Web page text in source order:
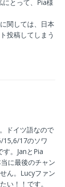
にとって、Pia様
関しては、日本
投稿してしまう
ドイツ語なので
15,6/17のソワ
。JanとPia
に最後のチャン
ん。Lucyファン
い！！です。